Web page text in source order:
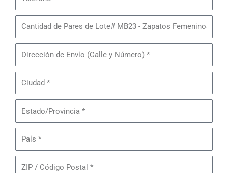
Pares
de
Lote#
MB23
-
Zapatos
Femeninos
Envío